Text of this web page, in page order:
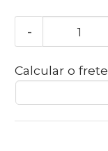
-
Calcular o frete